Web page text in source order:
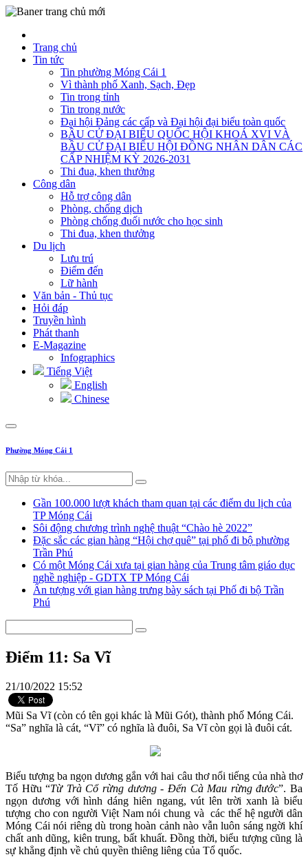
Trang chủ
Tin tức
Tin phường Móng Cái 1
Vì thành phố Xanh, Sạch, Đẹp
Tin trong tỉnh
Tin trong nước
Đại hội Đảng các cấp và Đại hội đại biểu toàn quốc
BẦU CỬ ĐẠI BIỂU QUỐC HỘI KHOÁ XVI VÀ
BẦU CỬ ĐẠI BIỂU HỘI ĐỒNG NHÂN DÂN CÁC
CẤP NHIỆM KỲ 2026-2031
Thi đua, khen thưởng
Công dân
Hỗ trợ công dân
Phòng, chống dịch
Phòng chống đuối nước cho học sinh
Thi đua, khen thưởng
Du lịch
Lưu trú
Điểm đến
Lữ hành
Văn bản - Thủ tục
Hỏi đáp
Truyền hình
Phát thanh
E-Magazine
Infographics
Tiếng Việt
English
Chinese
Phường Móng Cái 1
Gần 100.000 lượt khách tham quan tại các điểm du lịch của
TP Móng Cái
Sôi động chương trình nghệ thuật “Chào hè 2022”
Đặc sắc các gian hàng “Hội chợ quê” tại phố đi bộ phường
Trần Phú
Có một Móng Cái xưa tại gian hàng của Trung tâm giáo dục
nghề nghiệp - GDTX TP Móng Cái
Ấn tượng với gian hàng trưng bày sách tại Phố đi bộ Trần
Phú
Điểm 11: Sa Vĩ
21/10/2022 15:52
Mũi Sa Vĩ (còn có tên gọi khác là Mũi Gót), thành phố Móng Cái.
“Sa” nghĩa là cát, “Vĩ” có nghĩa là đuôi, Sa Vĩ còn gọi là đuôi cát.
Biểu tượng ba ngọn dương gắn với hai câu thơ nổi tiếng của nhà thơ
Tố Hữu “Từ Trà Cổ rừng dương - Đến Cà Mau rừng đước”. Ba
ngọn dương với hình dáng hiên ngang, vút lên trời xanh là biểu
tượng cho con người Việt Nam nói chung và các thế hệ người dân
Móng Cái nói riêng dù trong hoàn cảnh nào vẫn luôn sáng ngời khí
chất anh dũng, kiên trung, bất khuất. Đồng thời, biểu tượng cũng là
sự khẳng định về chủ quyền thiêng liêng của Tổ quốc.